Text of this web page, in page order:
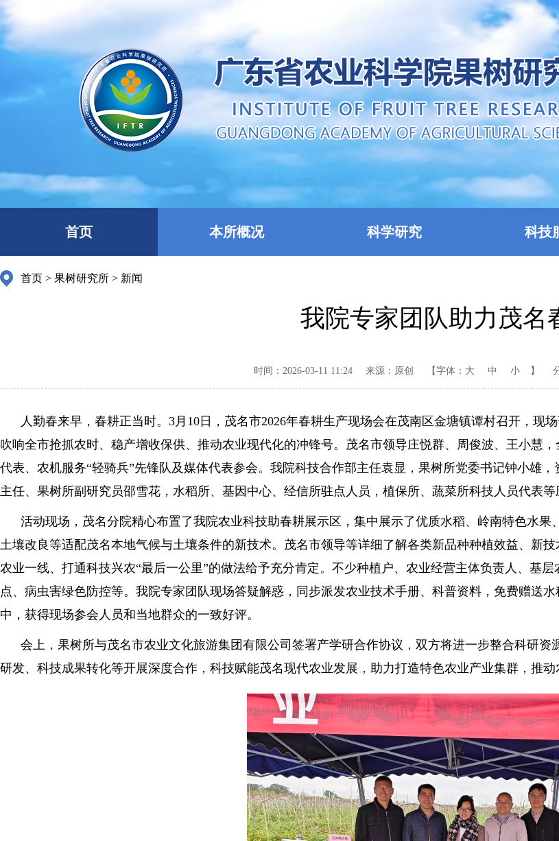
首页 本所概况 科学研究 科技
首页 > 果树研究所 > 新闻
我院专家团队助力茂名
时间：2026-03-11 11:24 来源：原创 【字体： 大 中 小 】
人勤春来早，春耕正当时。3月10日，茂名市2026年春耕生产现场会在茂南区金塘镇谭村召开，现
吹响全市抢抓农时、稳产增收保供、推动农业现代化的冲锋号。茂名市领导庄悦群、周俊波、王小慧
代表、农机服务“轻骑兵”先锋队及媒体代表参会。我院科技合作部主任袁显，果树所党委书记钟小雄
主任、果树所副研究员邵雪花，水稻所、基因中心、经信所驻点人员，植保所、蔬菜所科技人员代表等
活动现场，茂名分院精心布置了我院农业科技助春耕展示区，集中展示了优质水稻、岭南特色水果
土壤改良等适配茂名本地气候与土壤条件的新技术。茂名市领导等详细了解各类新品种种植效益、新
农业一线、打通科技兴农“最后一公里”的做法给予充分肯定。不少种植户、农业经营主体负责人、基
点、病虫害绿色防控等。我院专家团队现场答疑解惑，同步派发农业技术手册、科普资料，免费赠送
中，获得现场参会人员和当地群众的一致好评。
会上，果树所与茂名市农业文化旅游集团有限公司签署产学研合作协议，双方将进一步整合科研资
研发、科技成果转化等开展深度合作，科技赋能茂名现代农业发展，助力打造特色农业产业集群，推动